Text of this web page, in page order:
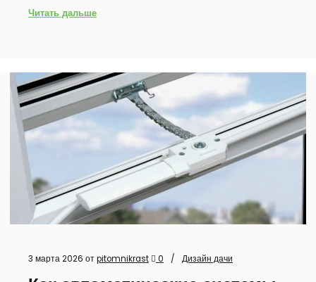
Читать дальше
3 марта 2026 отpitomnikrast 0 Дизайн дачи